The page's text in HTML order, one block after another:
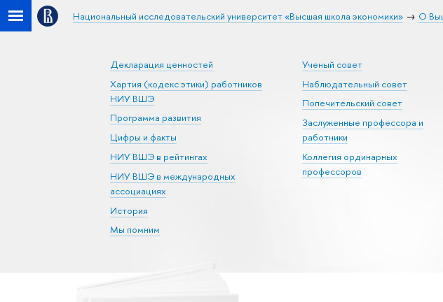
Национальный исследовательский университет «Высшая школа экономики» О
Декларация ценностей
Хартия (кодекс этики) работников
НИУ ВШЭ
Программа развития
Цифры и факты
НИУ ВШЭ в рейтингах
НИУ ВШЭ в международных
ассоциациях
История
Мы помним
Ученый совет
Наблюдательный совет
Попечительский совет
Заслуженные профессора и
работники
Коллегия ординарных
профессоров